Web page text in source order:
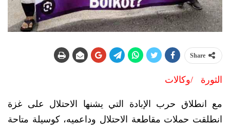
Share
الثورة /وكالات
مع انطلاق حرب الإبادة التي يشنها الاحتلال على غزة
انطلقت حملات مقاطعة الاحتلال وداعميه، كوسيلة متاحة